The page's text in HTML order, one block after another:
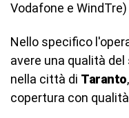
Vodafone e
Nello specifico
avere una qualità del
nella città di Taranto
copertura con